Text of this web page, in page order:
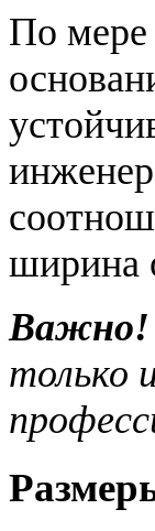
По мере
ширина
Важно!
только